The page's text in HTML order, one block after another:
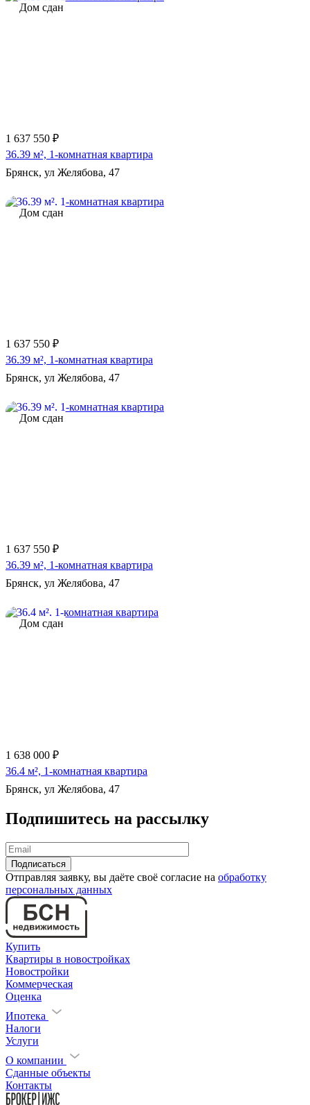
Дом сдан
1 637 550 ₽
36.39 м², 1-комнатная квартира
Брянск, ул Желябова, 47
Дом сдан
1 637 550 ₽
36.39 м², 1-комнатная квартира
Брянск, ул Желябова, 47
Дом сдан
1 637 550 ₽
36.39 м², 1-комнатная квартира
Брянск, ул Желябова, 47
Дом сдан
1 638 000 ₽
36.4 м², 1-комнатная квартира
Брянск, ул Желябова, 47
Подпишитесь на рассылку
Отправляя заявку, вы даёте своё согласие на обработку
персональных данных
Купить
Квартиры в новостройках
Новостройки
Коммерческая
Оценка
Ипотека
Налоги
Услуги
О компании
Сданные объекты
Контакты